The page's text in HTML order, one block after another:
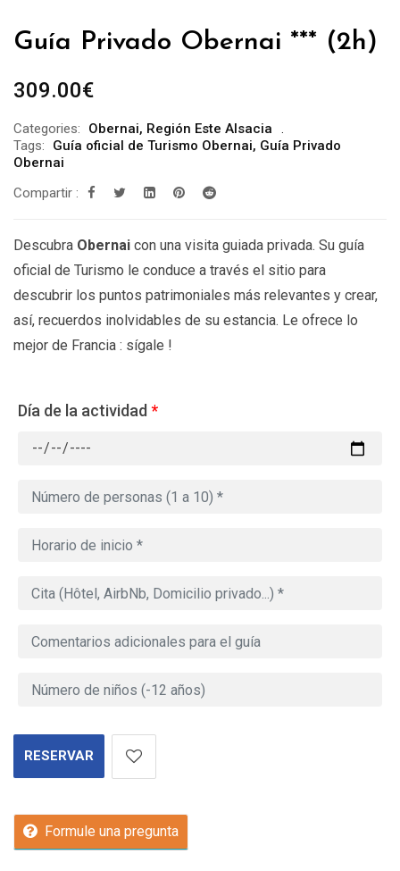
Guía Privado Obernai *** (2h)
309.00€
Categories: Obernai, Región Este Alsacia
Tags:
Guía oficial de Turismo Obernai, Guía Privado
Obernai
Compartir :
Descubra Obernai con una visita guiada privada. Su guía
oficial de Turismo le conduce a través el sitio para
descubrir los puntos patrimoniales más relevantes y crear,
así, recuerdos inolvidables de su estancia. Le ofrece lo
mejor de Francia : sígale !
Día de la actividad *
RESERVAR
Formule una pregunta